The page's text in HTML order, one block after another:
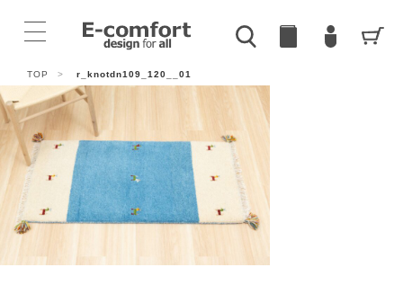
TOP > r_knotdn109_120__01